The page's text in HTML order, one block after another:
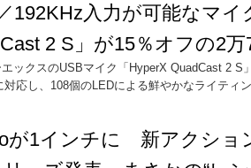
192KHz入力が可能なマイ
2 S」が15％オフの2
ックスのUSBマイク「HyperX QuadCast 2 S
応し、108個のLEDによる鮮やかなライティ
が1インチに 新アクショ